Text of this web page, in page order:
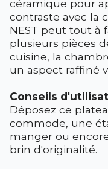
céramique pour
contraste avec la
NEST peut tout à
plusieurs pièces
cuisine, la
un aspect raffiné
Conseils
Déposez ce
commode, une
manger ou
brin d'originalité.